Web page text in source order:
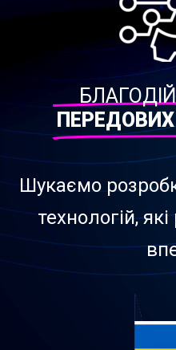
Шукаємо
технологій,